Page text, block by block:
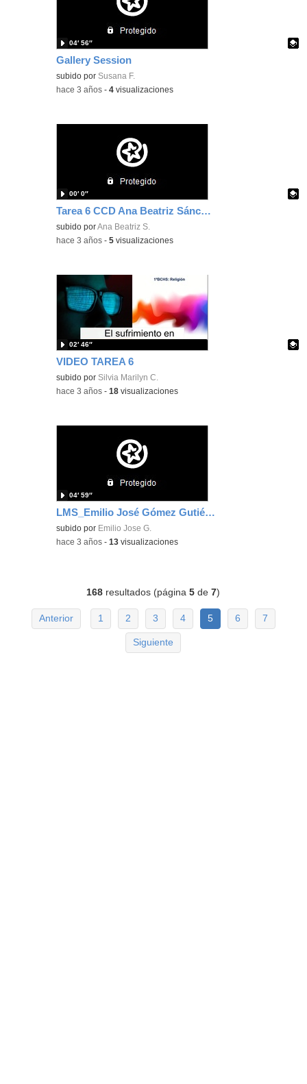
Gallery Session
Contenido educativo.
subido por Susana F.
04′ 56″
-hace 3 años -4 visualizaciones
Tarea 6 CCD Ana Beatriz Sánchez Martín.
Contenido educativo.
subido porAna Beatriz S.
00′ 0″
-hace 3 años -5 visualizaciones
VIDEO TAREA 6
Contenido educativo.
subido por Silvia Marilyn C.
02′ 46″
-hace 3 años -18 visualizaciones
LMS_Emilio José Gómez Gutiérrez
subido por Emilio Jose G.
04′ 59″
-hace 3 años -13 visualizaciones
168 resultados (página5 de7)
Anterior 1 2 3 4 5 6 7
Siguiente